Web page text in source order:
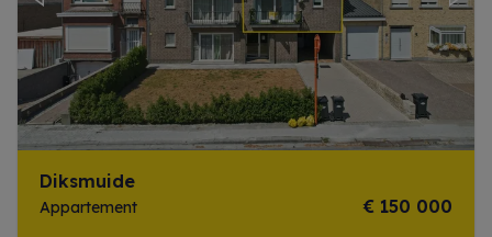
Previous Next
Diksmuide
Appartement € 150 000